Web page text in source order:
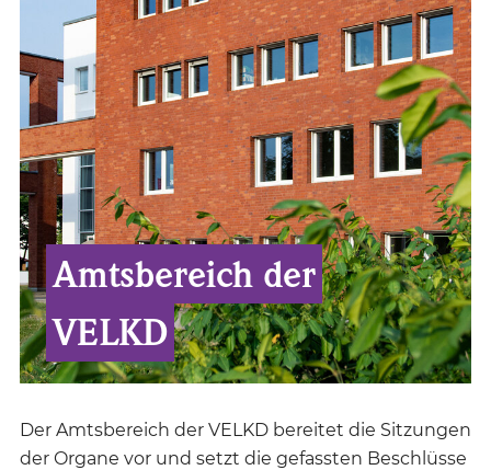
Amtsbereich der
VELKD
Der Amtsbereich der VELKD bereitet die Sitzungen
der Organe vor und setzt die gefassten Beschlüsse